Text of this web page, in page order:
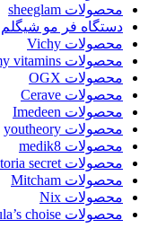
محصولات sheeglam
دستگاه فر مو شیگلم
محصولات Vichy
محصولات my vitamins
محصولات OGX
محصولات Cerave
محصولات Imedeen
محصولات youtheory
محصولات medik8
محصولات Victoria secret
محصولات Mitcham
محصولات Nix
محصولات Paula’s choise